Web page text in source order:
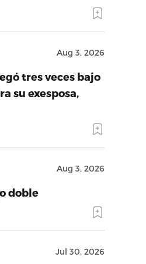
Aug 3, 2026
tres veces bajo
su exesposa,
Aug 3, 2026
doble
Jul 30, 2026